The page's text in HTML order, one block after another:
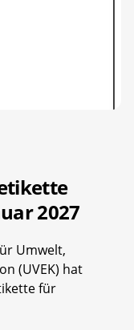
2027
Umwelt,
(UVEK) hat
für